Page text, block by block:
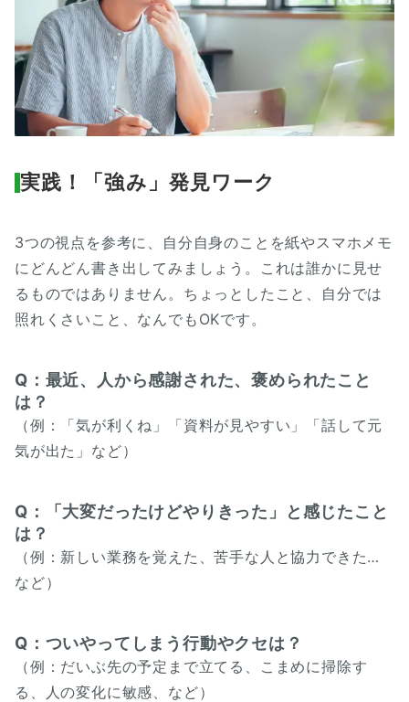
実践！「強み」発見ワーク
3つの視点を参考に、自分自身のことを紙やスマホメモ
にどんどん書き出してみましょう。これは誰かに見せ
るものではありません。ちょっとしたこと、自分では
照れくさいこと、なんでもOKです。
Q：最近、人から感謝された、褒められたこと
は？
（例：「気が利くね」「資料が見やすい」「話して元
気が出た」など）
Q：
「大変だったけどやりきった」と感じたこと
は？
（例：新しい業務を覚えた、苦手な人と協力できた…
など）
Q：ついやってしまう行動やクセは？
（例：だいぶ先の予定まで立てる、こまめに掃除す
る、人の変化に敏感、など）